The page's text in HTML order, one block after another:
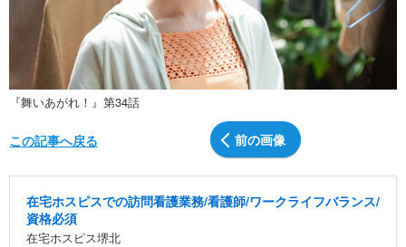
『舞いあがれ！』第34話
前の画像
この記事へ戻る
在宅ホスピスでの訪問看護業務/看護師/ワークライフバランス/
資格必須
在宅ホスピス堺北